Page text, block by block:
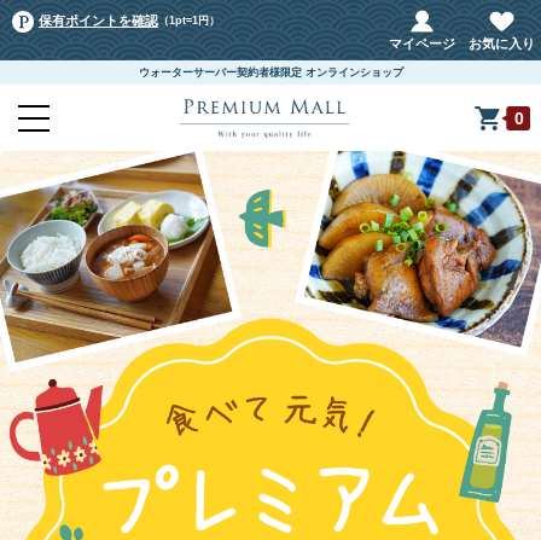
保有ポイントを確認 （1pt=1円）
マイページ お気に入り
ウォーターサーバー契約者様限定 オンラインショップ
0